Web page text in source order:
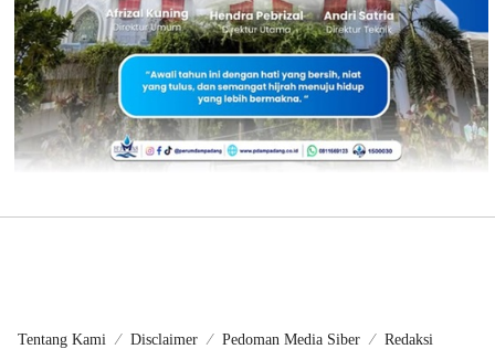
Tentang Kami Disclaimer Pedoman Media Siber Redaksi